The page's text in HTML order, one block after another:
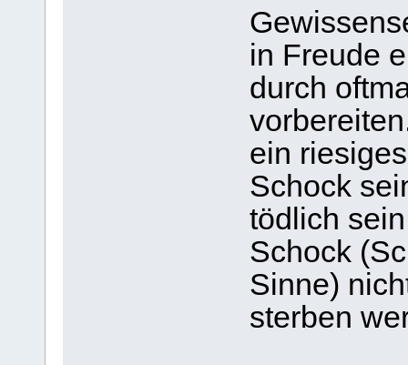
in Freude
durch
ein
Schock
tödlich
Schock
Sinne)
sterben